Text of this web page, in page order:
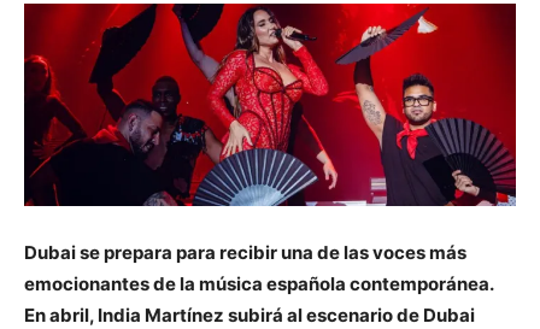
Dubai se prepara para recibir una de las voces más
emocionantes de la música española contemporánea.
En abril, India Martínez subirá al escenario de Dubai